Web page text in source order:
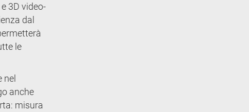
3D video-
dal
le
nel
anche
misura